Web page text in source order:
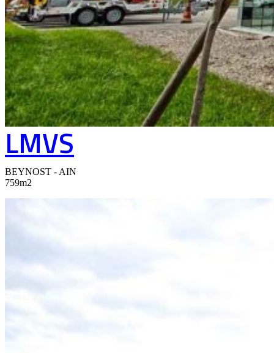
LMVS
BEYNOST - AIN
759m2